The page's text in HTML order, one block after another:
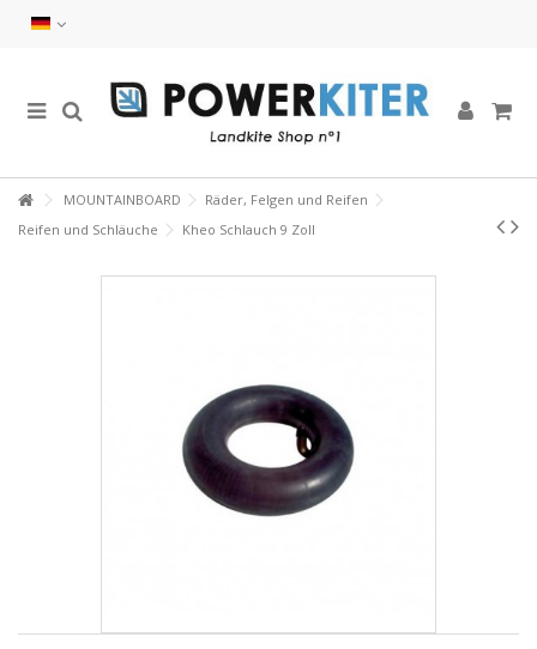
MOUNTAINBOARD
Räder, Felgen und Reifen
Reifen und Schläuche
Kheo Schlauch 9 Zoll